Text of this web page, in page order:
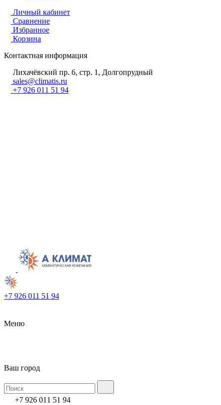
Личный кабинет
Сравнение
Избранное
Корзина
Контактная информация
Лихачёвский пр. 6, стр. 1, Долгопрудный
sales@climatis.ru
+7 926 011 51 94
+7 926 011 51 94
Меню
Ваш город
+7 926 011 51 94